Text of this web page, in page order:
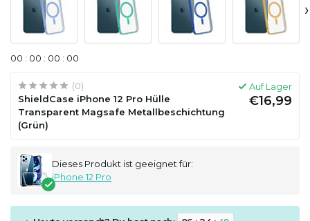
›
00 : 00 : 00 : 00
(0)
ShieldCase iPhone 12 Pro Hülle
Transparent Magsafe Metallbeschichtung
(Grün)
Auf Lager
€16,99
Dieses Produkt ist geeignet für:
iPhone 12 Pro